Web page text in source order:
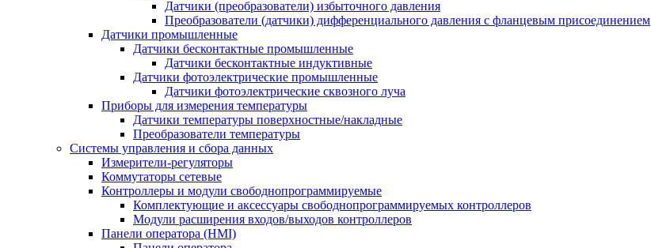
Датчики (преобразователи) избыточного давления
Преобразователи (датчики) дифференциального давления с фланцевым присоединением
Датчики промышленные
Датчики бесконтактные промышленные
Датчики бесконтактные индуктивные
Датчики фотоэлектрические промышленные
Датчики фотоэлектрические сквозного луча
Приборы для измерения температуры
Датчики температуры поверхностные/накладные
Преобразователи температуры
Системы управления и сбора данных
Измерители-регуляторы
Коммутаторы сетевые
Контроллеры и модули свободнопрограммируемые
Комплектующие и аксессуары свободнопрограммируемых контроллеров
Модули расширения входов/выходов контроллеров
Панели оператора (HMI)